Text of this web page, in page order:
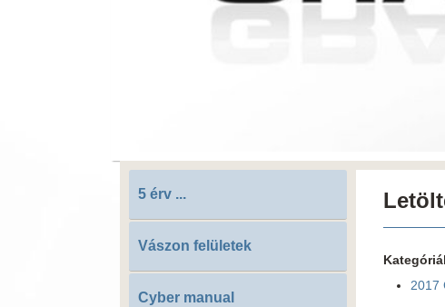
5 érv ...
Vászon felületek
Cyber manual
2017